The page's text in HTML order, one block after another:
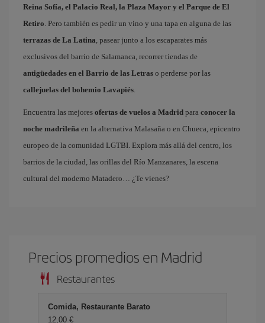
Reina Sofía, el Palacio Real, la Plaza Mayor y el Parque de El
Retiro. Pero también es pedir un vino y una tapa en alguna de las
terrazas de La Latina, pasear junto a los escaparates más
exclusivos del barrio de Salamanca, recorrer tiendas de
antigüedades en el Barrio de las Letras o perderse por las
callejuelas del bohemio Lavapiés.
Encuentra las mejores ofertas de vuelos a Madrid para conocer la
noche madrileña en la alternativa Malasaña o en Chueca, epicentro
europeo de la comunidad LGTBI. Explora más allá del centro, los
barrios de la ciudad, las orillas del Río Manzanares, la escena
cultural del moderno Matadero… ¿Te vienes?
Precios promedios en Madrid
Restaurantes
Comida, Restaurante Barato
12,00 €